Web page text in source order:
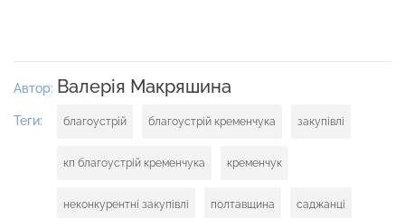
Автор: Валерія Макряшина
Теги: благоустрій благоустрій кременчука закупівлі
кп благоустрій кременчука кременчук
неконкурентні закупівлі полтавщина саджанці